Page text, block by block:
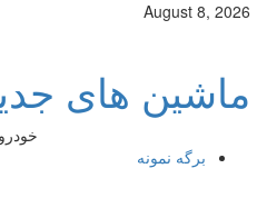
August 8, 2026
ماشین های
خودرو
برگه نمونه